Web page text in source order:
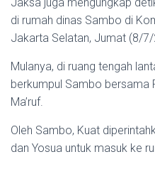
di rumah dinas Sambo di
Jakarta Selatan, Jumat (8/
Mulanya, di ruang tengah
berkumpul Sambo bersama
Ma’ruf.
Oleh Sambo, Kuat
dan Yosua untuk masuk ke